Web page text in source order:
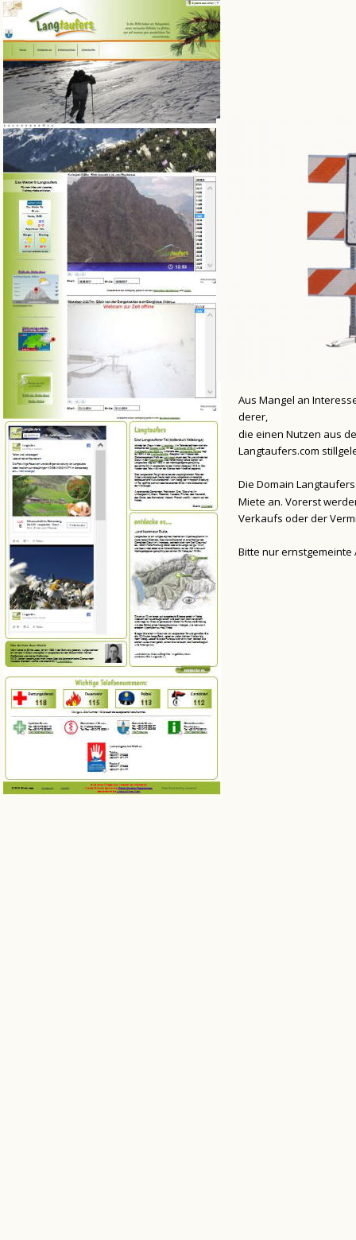
Aus Mangel an
derer,
die einen Nutzen aus
Langtaufers.com
Die Domain
Miete an. Vorerst
Verkaufs oder der
Bitte nur